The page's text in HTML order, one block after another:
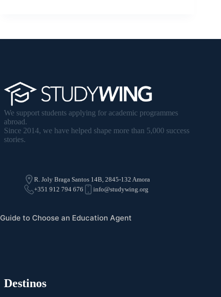
We support students applying for academic programmes
abroad.
Since 2014, we have helped shape more than 5,000 success
stories.
R. Joly Braga Santos 14B, 2845-132 Amora
+351 912 794 676
info@studywing.org
Guide to Choose an Education Agent
Destinos